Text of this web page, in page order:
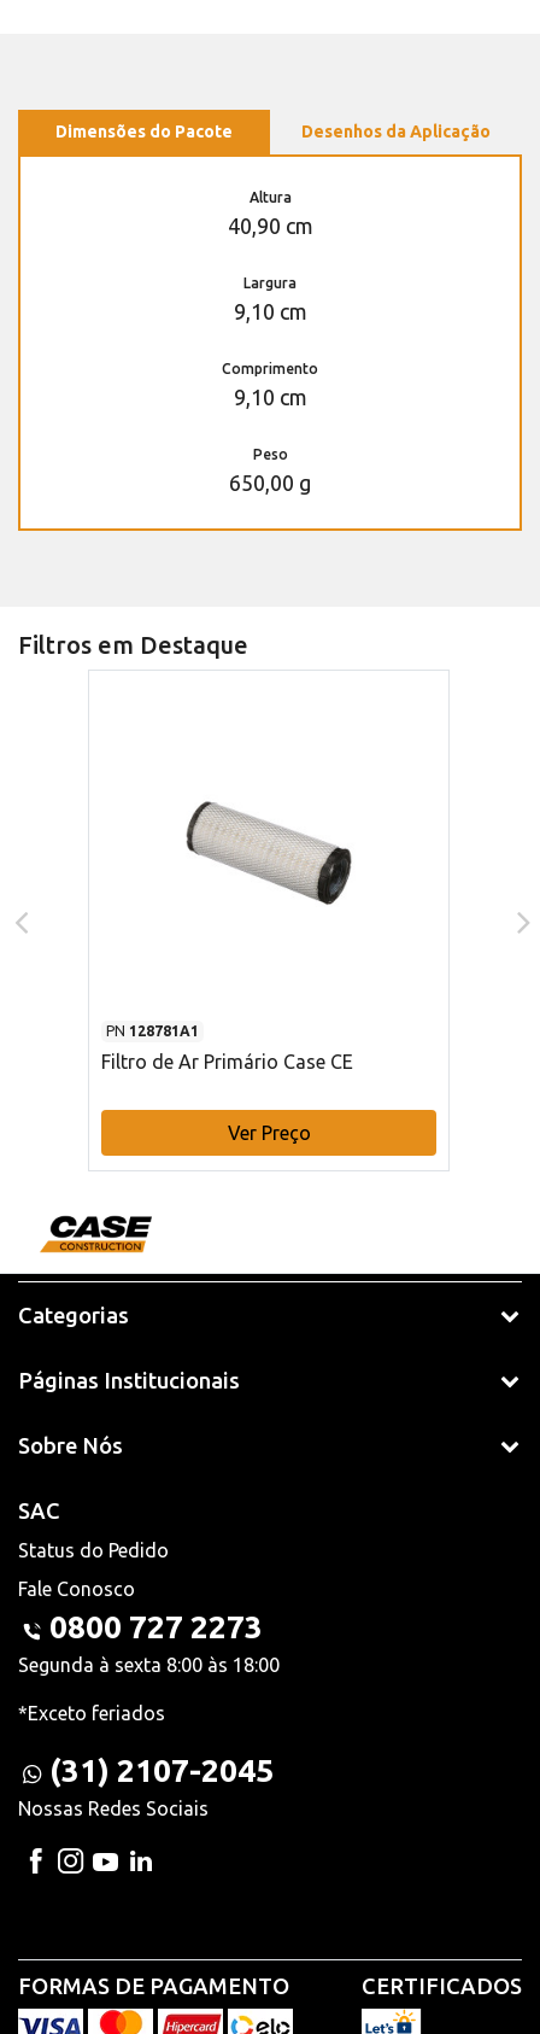
Dimensões do Pacote Desenhos da Aplicação
Altura
40,90 cm
Largura
9,10 cm
Comprimento
9,10 cm
Peso
650,00 g
Filtros em Destaque
PN 128781A1
Filtro de Ar Primário Case CE
Ver Preço
Categorias
Páginas Institucionais
Sobre Nós
SAC
Status do Pedido
Fale Conosco
0800 727 2273
Segunda à sexta 8:00 às 18:00
*Exceto feriados
(31) 2107-2045
Nossas Redes Sociais
FORMAS DE PAGAMENTO CERTIFICADOS